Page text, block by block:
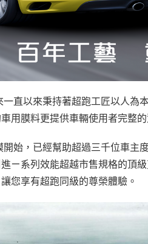
直以來秉持著超跑工匠以人為
用膜料更提供車輛使用者完整
始，已經幫助超過三千位車主
ㄧ系列效能超越市售規格的頂
您享有超跑同級的尊榮體驗。